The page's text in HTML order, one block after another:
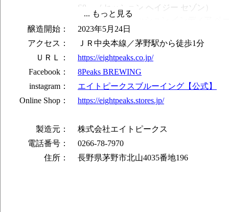
S8 （セッション ヘイジー セゾン）
Chitto IPA （セッション インディア ペ
ムギクサエール （インディア ペールエ
YaiYai Classic Ale （ペールエール）
Meta Country Ale （ウィートエール）
醸造開始：
2023年5月24日
アクセス：
ＪＲ中央本線／茅野駅から徒歩1分
ＵＲＬ：
https://eightpeaks.co.jp/
Facebook：
8Peaks BREWING
instagram：
エイトピークスブルーイング【公式】
Online Shop：
https://eightpeaks.stores.jp/
製造元：
株式会社エイトピークス
電話番号：
0266-78-7970
住所：
長野県茅野市北山4035番地196